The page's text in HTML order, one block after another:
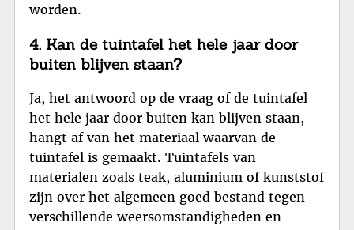
worden.
4. Kan de tuintafel het hele jaar door
buiten blijven staan?
Ja, het antwoord op de vraag of de tuintafel
het hele jaar door buiten kan blijven staan,
hangt af van het materiaal waarvan de
tuintafel is gemaakt. Tuintafels van
materialen zoals teak, aluminium of kunststof
zijn over het algemeen goed bestand tegen
verschillende weersomstandigheden en